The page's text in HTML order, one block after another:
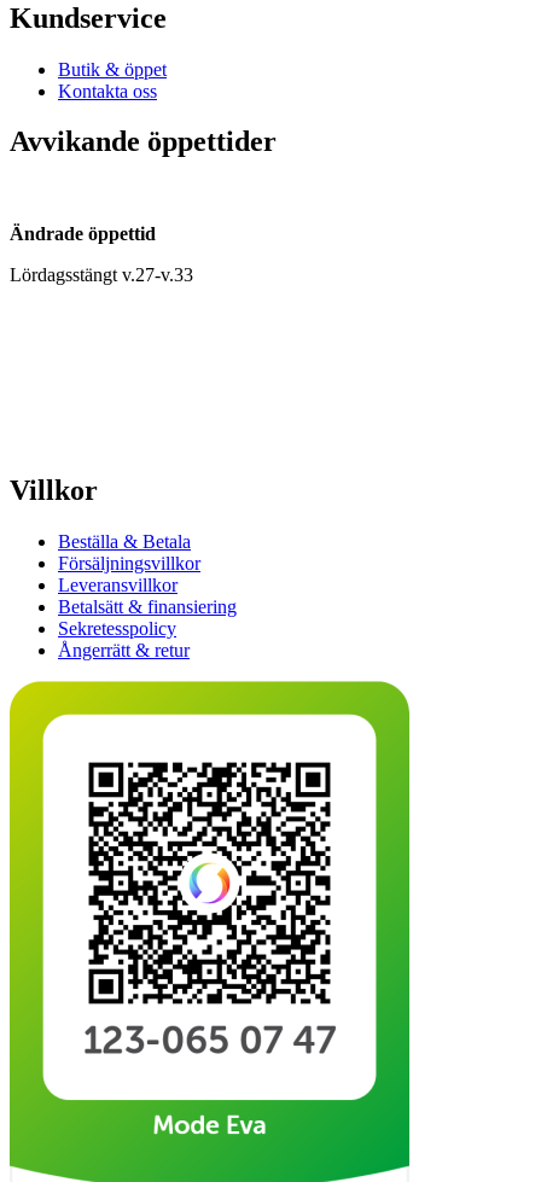
Kundservice
Butik & öppet
Kontakta oss
Avvikande öppettider
Ändrade öppettid
Lördagsstängt v.27-v.33
Villkor
Beställa & Betala
Försäljningsvillkor
Leveransvillkor
Betalsätt & finansiering
Sekretesspolicy
Ångerrätt & retur